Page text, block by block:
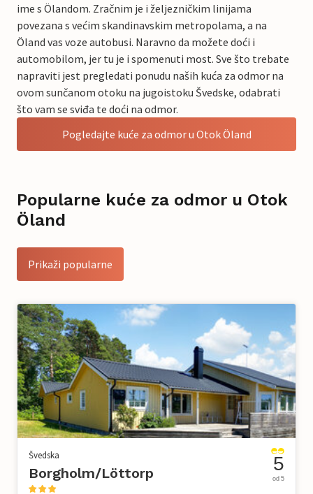
ime s Ölandom. Zračnim je i željezničkim linijama
povezana s većim skandinavskim metropolama, a na
Öland vas voze autobusi. Naravno da možete doći i
automobilom, jer tu je i spomenuti most. Sve što trebate
napraviti jest pregledati ponudu naših kuća za odmor na
ovom sunčanom otoku na jugoistoku Švedske, odabrati
što vam se sviđa te doći na odmor.
Pogledajte kuće za odmor u Otok Öland
Popularne kuće za odmor u Otok
Öland
Prikaži popularne
Švedska
Borgholm/Löttorp 5
od 5